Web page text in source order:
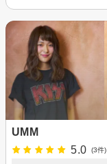
UMM
5.0
(3件)